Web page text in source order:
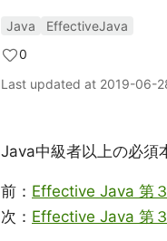
Java
EffectiveJava
0
Last updated at 2019-06-
Java中級者以上の必須
前： Effective Java 第
次： Effective Java 第